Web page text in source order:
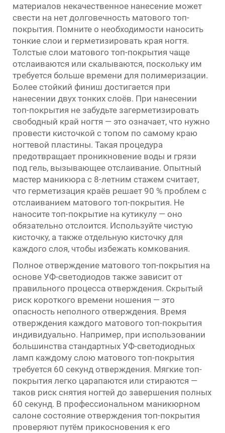
материалов некачественное нанесение может
свести на нет долговечность матового топ-
покрытия. Помните о необходимости наносить
тонкие слои и герметизировать края ногтя.
Толстые слои матового топ-покрытия чаще
отслаиваются или скалываются, поскольку им
требуется больше времени для полимеризации.
Более стойкий финиш достигается при
нанесении двух тонких слоёв. При нанесении
топ-покрытия не забудьте загерметизировать
свободный край ногтя — это означает, что нужно
провести кисточкой с топом по самому краю
ногтевой пластины. Такая процедура
предотвращает проникновение воды и грязи
под гель, вызывающее отслаивание. Опытный
мастер маникюра с 8-летним стажем считает,
что герметизация краёв решает 90 % проблем с
отслаиванием матового топ-покрытия. Не
наносите топ-покрытие на кутикулу — оно
обязательно отслоится. Используйте чистую
кисточку, а также отдельную кисточку для
каждого слоя, чтобы избежать комкования.
Полное отверждение матового топ-покрытия на
основе УФ-светодиодов также зависит от
правильного процесса отверждения. Скрытый
риск короткого времени ношения — это
опасность неполного отверждения. Время
отверждения каждого матового топ-покрытия
индивидуально. Например, при использовании
большинства стандартных УФ-светодиодных
ламп каждому слою матового топ-покрытия
требуется 60 секунд отверждения. Мягкие топ-
покрытия легко царапаются или стираются —
таков риск снятия ногтей до завершения полных
60 секунд. В профессиональном маникюрном
салоне состояние отверждения топ-покрытия
проверяют путём прикосновения к его